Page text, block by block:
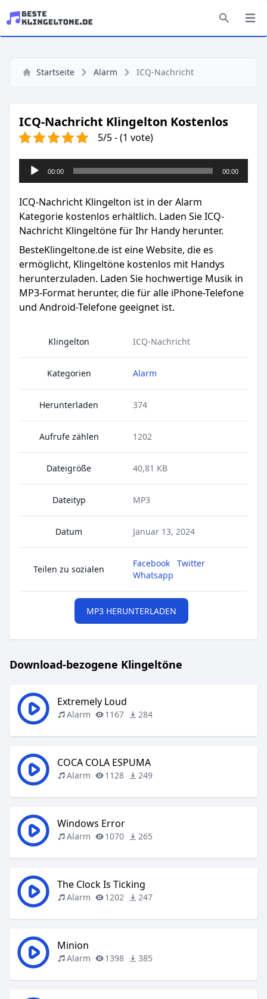
Startseite Alarm ICQ-Nachricht
ICQ-Nachricht Klingelton Kostenlos
5/5 - (1 vote)
Audio-
Player
00:00 00:00
ICQ-Nachricht Klingelton ist in der Alarm
Kategorie kostenlos erhältlich. Laden Sie ICQ-
Nachricht Klingeltöne für Ihr Handy herunter.
BesteKlingeltone.de ist eine Website, die es
ermöglicht, Klingeltöne kostenlos mit Handys
herunterzuladen. Laden Sie hochwertige Musik in
MP3-Format herunter, die für alle iPhone-Telefone
und Android-Telefone geeignet ist.
Klingelton ICQ-Nachricht
Kategorien Alarm
Herunterladen 374
Aufrufe zählen 1202
Dateigröße 40,81 KB
Dateityp MP3
Datum Januar 13, 2024
Teilen zu sozialen
Facebook
Twitter
Whatsapp
MP3 HERUNTERLADEN
Download-bezogene Klingeltöne
Extremely Loud
Alarm 1167 284
COCA COLA ESPUMA
Alarm 1128 249
Windows Error
Alarm 1070 265
The Clock Is Ticking
Alarm 1202 247
Minion
Alarm 1398 385